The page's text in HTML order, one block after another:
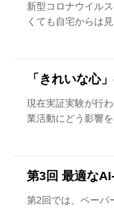
新型コロナウイル
くても自宅からは
「きれいな心
現在実証実験が行
業活動にどう影響
第3回 最適な
第2回では、ペーパ